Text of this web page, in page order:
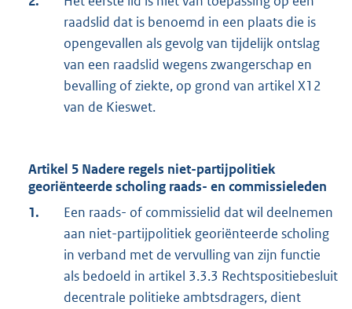
raadslid dat is benoemd in een plaats die is
opengevallen als gevolg van tijdelijk ontslag
van een raadslid wegens zwangerschap en
bevalling of ziekte, op grond van artikel X12
van de Kieswet.
Artikel 5 Nadere regels niet-partijpolitiek
georiënteerde scholing raads- en commissieleden
1.
Een raads- of commissielid dat wil deelnemen
aan niet-partijpolitiek georiënteerde scholing
in verband met de vervulling van zijn functie
als bedoeld in artikel 3.3.3 Rechtspositiebesluit
decentrale politieke ambtsdragers, dient